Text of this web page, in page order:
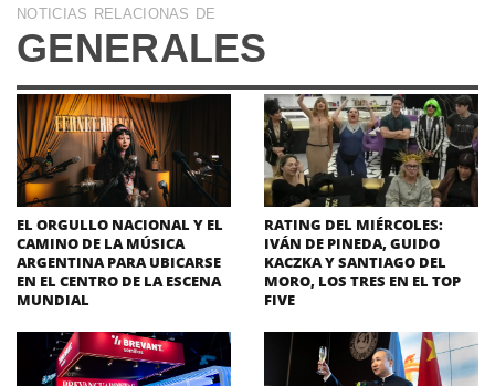
NOTICIAS RELACIONAS DE
GENERALES
EL ORGULLO NACIONAL Y EL
CAMINO DE LA MÚSICA
ARGENTINA PARA UBICARSE
EN EL CENTRO DE LA ESCENA
MUNDIAL
RATING DEL MIÉRCOLES:
IVÁN DE PINEDA, GUIDO
KACZKA Y SANTIAGO DEL
MORO, LOS TRES EN EL TOP
FIVE